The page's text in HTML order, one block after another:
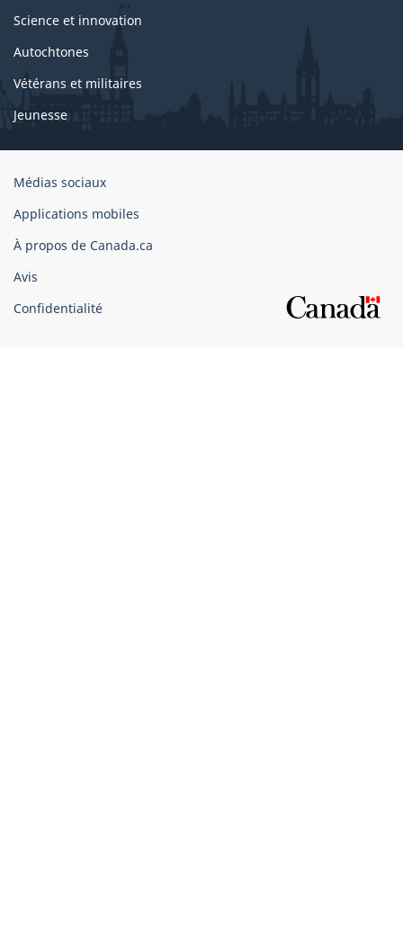
Science et innovation
Autochtones
Vétérans et militaires
Jeunesse
Organisation
gouvernement
du
Canada
Médias sociaux
Applications mobiles
À propos de Canada.ca
Avis
Confidentialité